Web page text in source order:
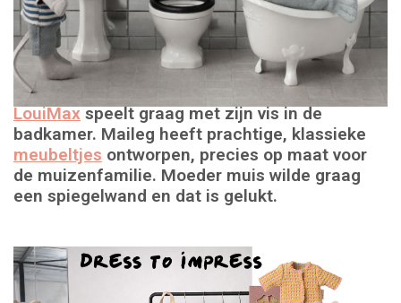
LouiMaxspeelt graag met zijn vis in de
badkamer. Maileg heeft prachtige, klassieke
meubeltjes ontworpen, precies op maat voor
de muizenfamilie. Moeder muis wilde graag
een spiegelwand en dat is gelukt.